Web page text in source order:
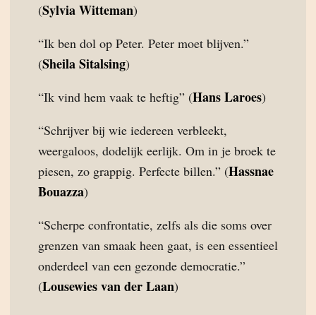
(Sylvia Witteman)
“Ik ben dol op Peter. Peter moet blijven.”
(Sheila Sitalsing)
“Ik vind hem vaak te heftig” (Hans Laroes)
“Schrijver bij wie iedereen verbleekt,
weergaloos, dodelijk eerlijk. Om in je broek te
piesen, zo grappig. Perfecte billen.” (Hassnae
Bouazza)
“Scherpe confrontatie, zelfs als die soms over
grenzen van smaak heen gaat, is een essentieel
onderdeel van een gezonde democratie.”
(Lousewies van der Laan)